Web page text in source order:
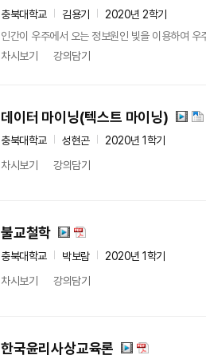
충북대학교 김용기
2020년 2학기
인간이 우주에서 오는 정보원인 빛을 이용하여
차시보기
강의담기
데이터 마이닝(텍스트 마이닝)
충북대학교 성현곤
2020년 1학기
차시보기
강의담기
불교철학
충북대학교 박보람
2020년 1학기
차시보기
강의담기
한국윤리사상교육론